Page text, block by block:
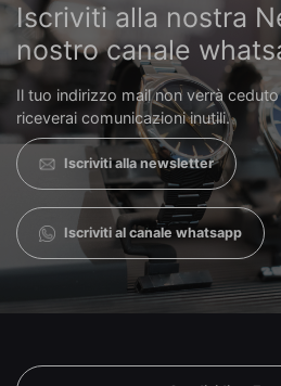
Iscriviti alla nostra
nostro canale
Il tuo indirizzo mail non verrà
riceverai comunicazioni inutili.
Iscriviti alla newsletter
Iscriviti al canale whatsapp